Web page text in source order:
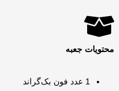
محتویات جعبه
1 عدد فون بک‌گراند